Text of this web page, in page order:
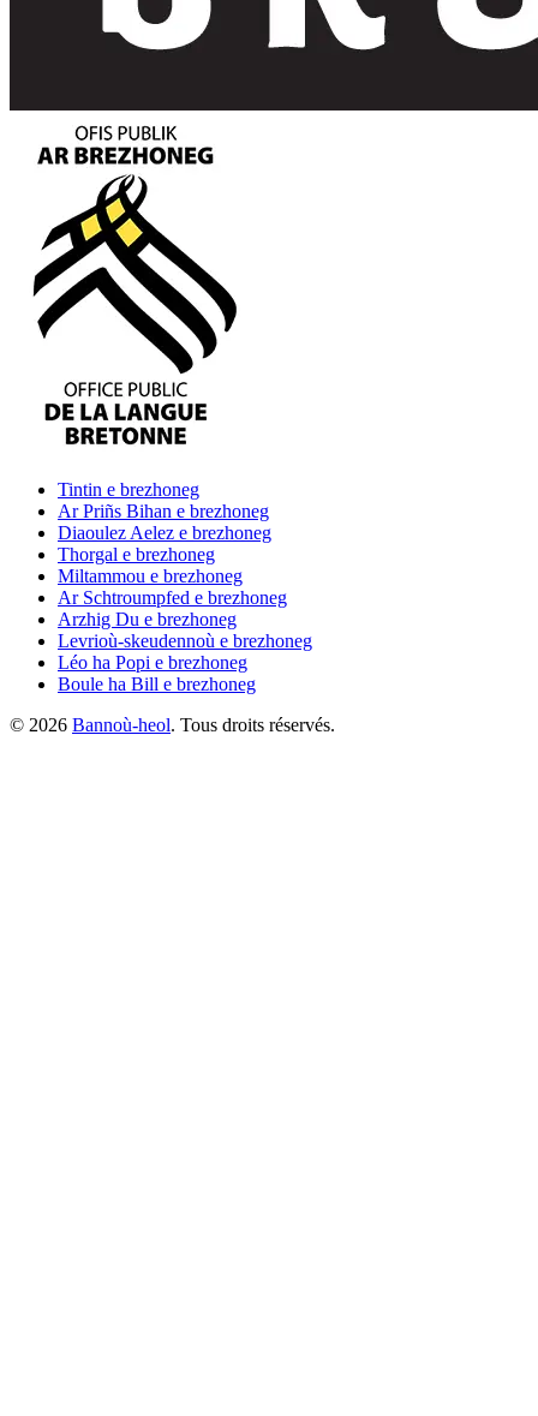
Tintin e brezhoneg
Ar Priñs Bihan e brezhoneg
Diaoulez Aelez e brezhoneg
Thorgal e brezhoneg
Miltammou e brezhoneg
Ar Schtroumpfed e brezhoneg
Arzhig Du e brezhoneg
Levrioù-skeudennoù e brezhoneg
Léo ha Popi e brezhoneg
Boule ha Bill e brezhoneg
© 2026 Bannoù-heol. Tous droits réservés.